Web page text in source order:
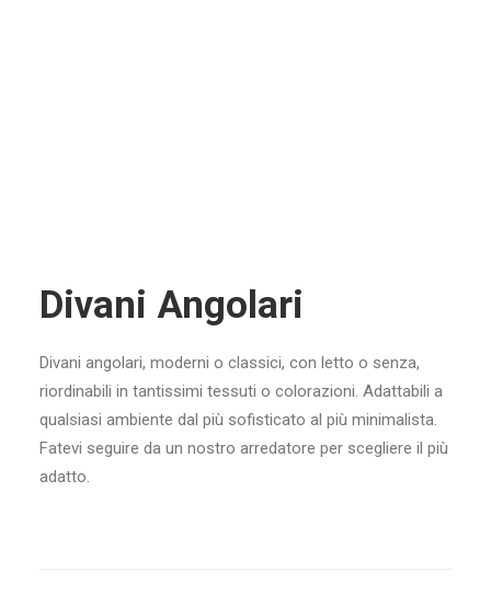
Divani Angolari
Divani angolari, moderni o classici, con letto o senza,
riordinabili in tantissimi tessuti o colorazioni. Adattabili a
qualsiasi ambiente dal più sofisticato al più minimalista.
Fatevi seguire da un nostro arredatore per scegliere il più
adatto.